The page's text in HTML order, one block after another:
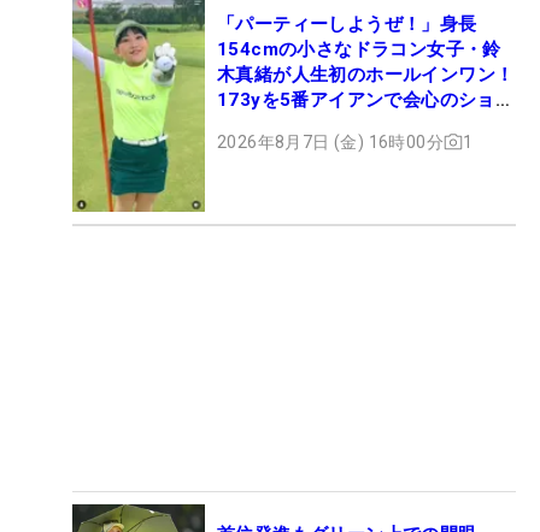
「パーティーしようぜ！」身長
154cmの小さなドラコン女子・鈴
木真緒が人生初のホールインワン！
173yを5番アイアンで会心のショッ
2026年8月7日 (金) 16時00分 1